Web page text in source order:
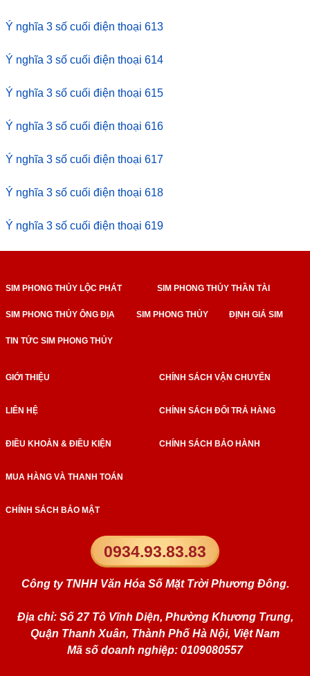
Ý nghĩa 3 số cuối điện thoại 613
Ý nghĩa 3 số cuối điện thoại 614
Ý nghĩa 3 số cuối điện thoại 615
Ý nghĩa 3 số cuối điện thoại 616
Ý nghĩa 3 số cuối điện thoại 617
Ý nghĩa 3 số cuối điện thoại 618
Ý nghĩa 3 số cuối điện thoại 619
SIM PHONG THỦY LỘC PHÁT SIM PHONG THỦY THẦN TÀI
SIM PHONG THỦY ÔNG ĐỊA SIM PHONG THỦY ĐỊNH GIÁ SIM
TIN TỨC SIM PHONG THỦY
0934.93.83.83
Công ty TNHH Văn Hóa Số Mặt Trời Phương Đông.
Địa chỉ: Số 27 Tô Vĩnh Diện, Phường Khương Trung,
Quận Thanh Xuân, Thành Phố Hà Nội, Việt Nam
Mã số doanh nghiệp: 0109080557
GIỚI THIỆU
LIÊN HỆ
ĐIỀU KHOẢN & ĐIỀU KIỆN
MUA HÀNG VÀ THANH TOÁN
CHÍNH SÁCH BẢO MẬT
CHÍNH SÁCH VẬN CHUYỂN
CHÍNH SÁCH ĐỔI TRẢ HÀNG
CHÍNH SÁCH BẢO HÀNH